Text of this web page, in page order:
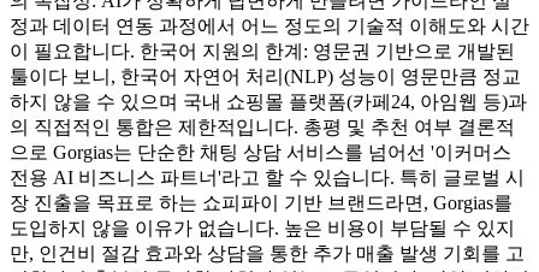
정과 데이터 연동 과정에서 어느 정도의 기술적 이해도와 시간
이 필요합니다. 한국어 지원의 한계: 영문권 기반으로 개발된
툴이다 보니, 한국어 자연어 처리(NLP) 성능이 영문만큼 정교
하지 않을 수 있으며 국내 쇼핑몰 플랫폼(카페24, 아임웹 등)과
의 직접적인 통합은 제한적입니다. 총평 및 추천 여부 결론적
으로 Gorgias는 단순한 채팅 상담 서비스를 넘어선 '이커머스
전용 AI 비즈니스 파트너'라고 할 수 있습니다. 특히 글로벌 시
장 진출을 목표로 하는 쇼피파이 기반 브랜드라면, Gorgias를
도입하지 않을 이유가 없습니다. 높은 비용이 부담될 수 있지
만, 인건비 절감 효과와 상담을 통한 추가 매출 발생 기회를 고